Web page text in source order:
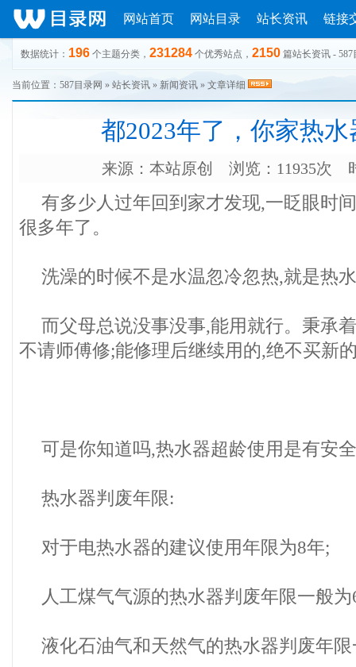
网站首页 网站目录 站长资讯 链接
数据统计： 196 个主题分类， 231284 个优秀站点， 2150 篇站长资讯 - 587
当前位置： 587目录网 » 站长资讯 » 新闻资讯 » 文章详细
都2023年了，你家热
来源： 本站原创 浏览：11935次
有多少人过年回到家才发现,一眨眼时
很多年了。
洗澡的时候不是水温忽冷忽热,就是热
而父母总说没事没事,能用就行。秉承
不请师傅修;能修理后继续用的,绝不买新
可是你知道吗,热水器超龄使用是有安
热水器判废年限:
对于电热水器的建议使用年限为8年;
人工煤气气源的热水器判废年限一般为
液化石油气和天然气的热水器判废年